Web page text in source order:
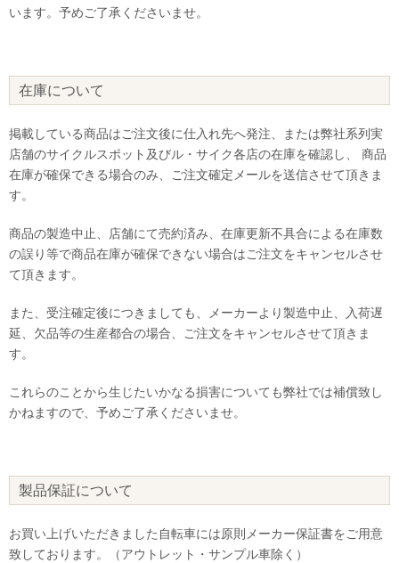
います。予めご了承くださいませ。
在庫について
掲載している商品はご注文後に仕入れ先へ発注、または弊社系列実
店舗のサイクルスポット及びル・サイク各店の在庫を確認し、 商品
在庫が確保できる場合のみ、ご注文確定メールを送信させて頂きま
す。
商品の製造中止、店舗にて売約済み、在庫更新不具合による在庫数
の誤り等で商品在庫が確保できない場合はご注文をキャンセルさせ
て頂きます。
また、受注確定後につきましても、メーカーより製造中止、入荷遅
延、欠品等の生産都合の場合、ご注文をキャンセルさせて頂きま
す。
これらのことから生じたいかなる損害についても弊社では補償致し
かねますので、予めご了承くださいませ。
製品保証について
お買い上げいただきました自転車には原則メーカー保証書をご用意
致しております。（アウトレット・サンプル車除く）